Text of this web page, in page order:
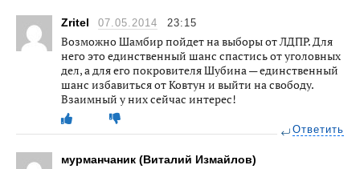
Zritel 07.05.2014 23:15
Возможно Шамбир пойдет на выборы от ЛДПР. Для
него это единственный шанс спастись от уголовных
дел, а для его покровителя Шубина — единственный
шанс избавиться от Ковтун и выйти на свободу.
Взаимный у них сейчас интерес!
Ответить
мурманчаник (Виталий Измайлов)